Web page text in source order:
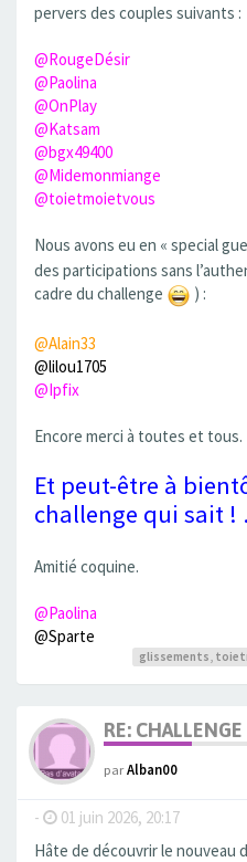
pervers des couples suivants :
@RougeDésir
@Paolina
@OnPlay
@Katsam
@bgx49400
@Midemonmiange
@toietmoietvous
Nous avons eu en « special
des participations sans
cadre du challenge
) :
@Alain33
@lilou1705
@Ipfix
Encore merci à toutes et tous.
Et peut-être à
challenge qui sait
Amitié coquine.
@Paolina
@Sparte
glissements
RE:
parAlban00
- 01 juin 2026, 20:17
Hâte de découvrir le